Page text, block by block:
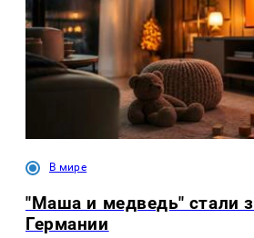
В мире
"Маша и медведь" стали
Германии